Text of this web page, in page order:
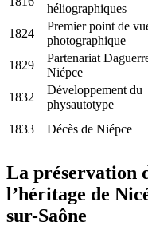
héliographiques
1824
Premier point de
photographique
1829
Partenariat
Niépce
1832
Développement du
physautotype
1833
Décès de Niépce
La préservation
l’héritage de
sur-Saône